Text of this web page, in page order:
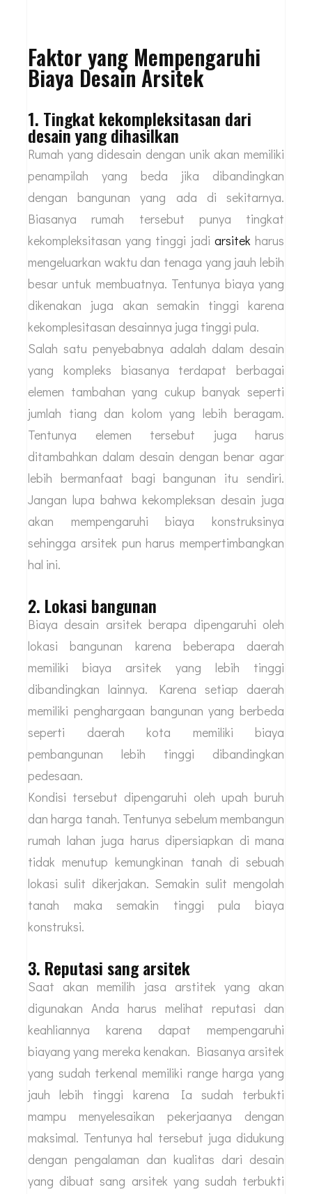
Faktor yang Mempengaruhi
Biaya Desain Arsitek
1. Tingkat kekompleksitasan dari
desain yang dihasilkan
Rumah yang didesain dengan unik akan memiliki
penampilah yang beda jika dibandingkan
dengan bangunan yang ada di sekitarnya.
Biasanya rumah tersebut punya tingkat
kekompleksitasan yang tinggi jadiarsitekharus
mengeluarkan waktu dan tenaga yang jauh lebih
besar untuk membuatnya. Tentunya biaya yang
dikenakan juga akan semakin tinggi karena
kekomplesitasan desainnya juga tinggi pula.
Salah satu penyebabnya adalah dalam desain
yang kompleks biasanya terdapat berbagai
elemen tambahan yang cukup banyak seperti
jumlah tiang dan kolom yang lebih beragam.
Tentunya elemen tersebut juga harus
ditambahkan dalam desain dengan benar agar
lebih bermanfaat bagi bangunan itu sendiri.
Jangan lupa bahwa kekompleksan desain juga
akan mempengaruhi biaya konstruksinya
sehingga arsitek pun harus mempertimbangkan
hal ini.
2. Lokasi bangunan
Biaya desain arsitek berapa dipengaruhi oleh
lokasi bangunan karena beberapa daerah
memiliki biaya arsitek yang lebih tinggi
dibandingkan lainnya. Karena setiap daerah
memiliki penghargaan bangunan yang berbeda
seperti daerah kota memiliki biaya
pembangunan lebih tinggi dibandingkan
pedesaan.
Kondisi tersebut dipengaruhi oleh upah buruh
dan harga tanah. Tentunya sebelum membangun
rumah lahan juga harus dipersiapkan di mana
tidak menutup kemungkinan tanah di sebuah
lokasi sulit dikerjakan. Semakin sulit mengolah
tanah maka semakin tinggi pula biaya
konstruksi.
3. Reputasi sang arsitek
Saat akan memilih jasa arstitek yang akan
digunakan Anda harus melihat reputasi dan
keahliannya karena dapat mempengaruhi
biayang yang mereka kenakan. Biasanya arsitek
yang sudah terkenal memiliki range harga yang
jauh lebih tinggi karena Ia sudah terbukti